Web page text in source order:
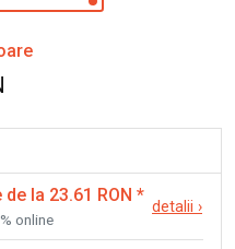
la 23.61 RON *
online
detalii ›